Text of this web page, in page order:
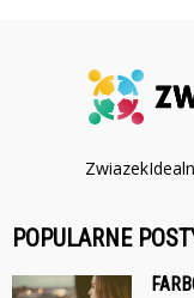
POPULARNE